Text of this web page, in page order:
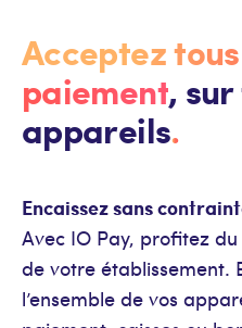
Acceptez
paiement,
appareils.
Encaissez sans
Avec IO Pay, profitez
de votre établissement.
l’ensemble de vos